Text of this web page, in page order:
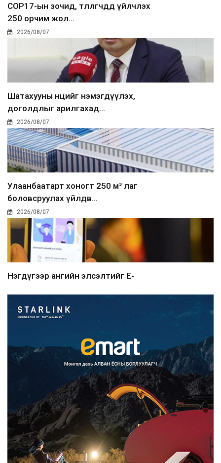
COP17-ын зочид, төлөөлөгчдөд үйлчлэх
250 орчим жол...
2026/08/07
Шатахууны нөөцийг нэмэгдүүлэх,
доголдлыг арилгахад...
2026/08/07
Улаанбаатарт хоногт 250 м³ лаг
боловсруулах үйлдв...
2026/08/07
Нэгдүгээр ангийн элсэлтийг E-
Францад иргэд рүү зөвшөөрөлгүй
сурталчилгааны дууд...
2026/08/07
Нийтийн тээврийн Ч:19А чиглэлийн